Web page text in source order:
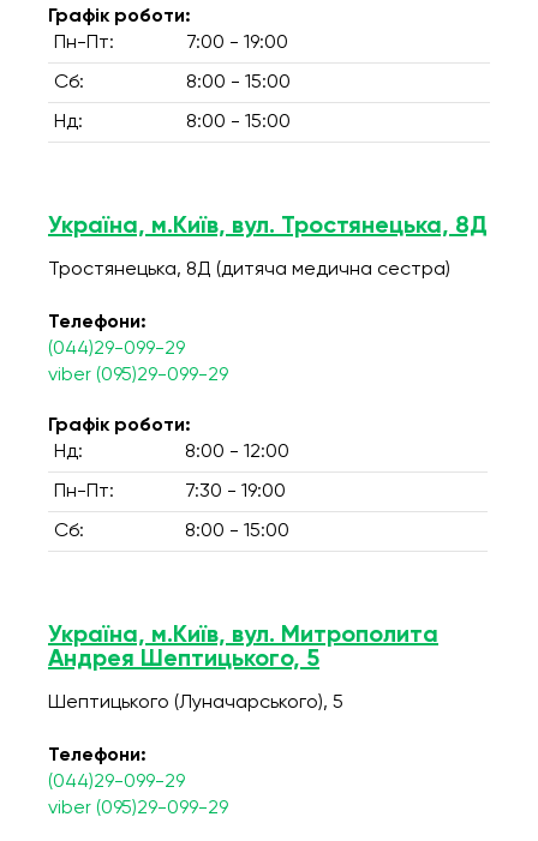
Графік роботи:
Пн-Пт:
7:00 - 19:00
Сб: 8:00 - 15:00
Нд: 8:00 - 15:00
Україна, м.Київ, вул. Тростянецька, 8Д
Тростянецька, 8Д (дитяча медична сестра)
Телефони:
(044)29-099-29
viber (095)29-099-29
Графік роботи:
Нд:
8:00 - 12:00
Пн-Пт: 7:30 - 19:00
Сб: 8:00 - 15:00
Україна, м.Київ, вул. Митрополита
Андрея Шептицького, 5
Шептицького (Луначарського), 5
Телефони:
(044)29-099-29
viber (095)29-099-29